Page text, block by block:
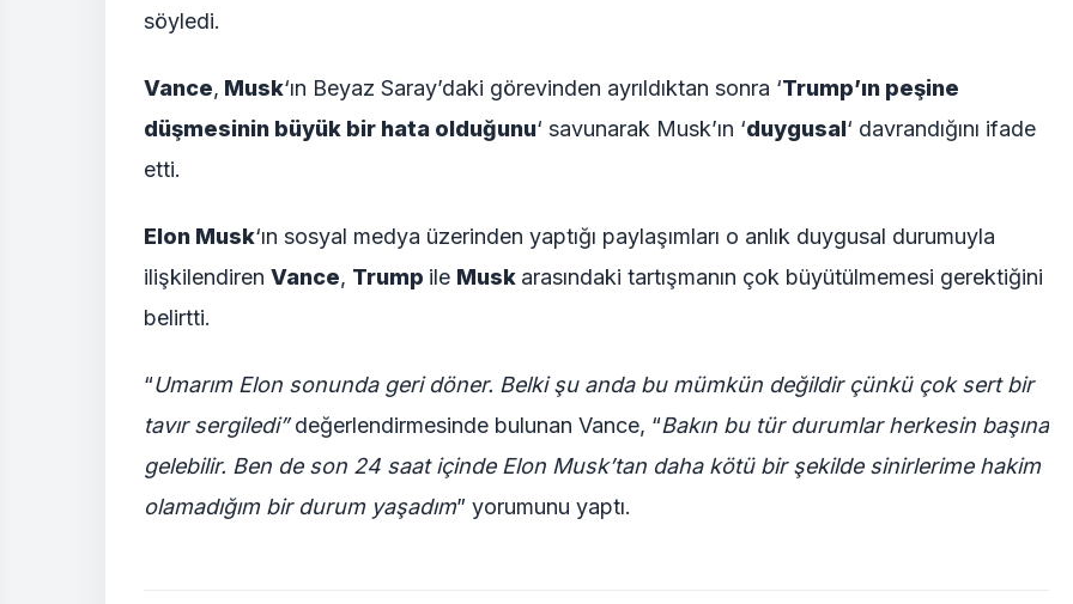
söyledi.
Vance, Musk‘ın Beyaz Saray’daki görevinden ayrıldıktan sonra ‘Trump’ın peşine
düşmesinin büyük bir hata olduğunu‘ savunarak Musk’ın ‘duygusal‘ davrandığını ifade
etti.
Elon Musk‘ın sosyal medya üzerinden yaptığı paylaşımları o anlık duygusal durumuyla
ilişkilendiren Vance, Trump ile Musk arasındaki tartışmanın çok büyütülmemesi gerektiğini
belirtti.
“Umarım Elon sonunda geri döner. Belki şu anda bu mümkün değildir çünkü çok sert bir
tavır sergiledi”değerlendirmesinde bulunan Vance, “Bakın bu tür durumlar herkesin başına
gelebilir. Ben de son 24 saat içinde Elon Musk’tan daha kötü bir şekilde sinirlerime hakim
olamadığım bir durum yaşadım” yorumunu yaptı.